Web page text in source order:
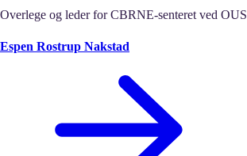
Overlege og leder for CBRNE‑senteret ved OUS
Espen Rostrup Nakstad